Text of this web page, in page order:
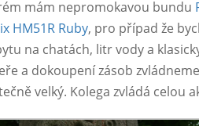
mám nepromokavou bundu
HM51R Ruby, pro případ že
na chatách, litr vody a
a dokoupení zásob
velký. Kolega zvládá celou